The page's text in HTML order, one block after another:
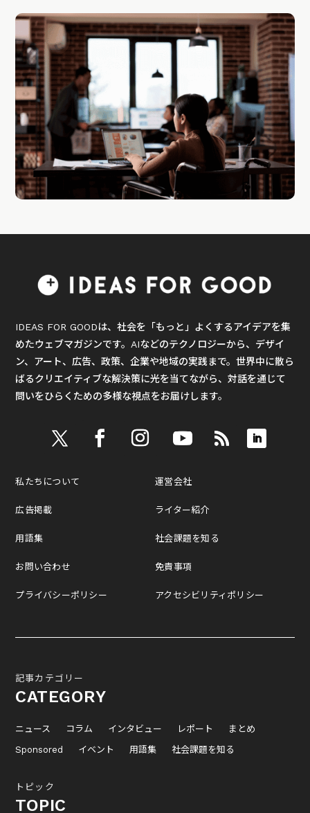
IDEAS FOR GOODは、社会を「もっと」よくするアイデアを集
めたウェブマガジンです。AIなどのテクノロジーから、デザイ
ン、アート、広告、政策、企業や地域の実践まで。世界中に散ら
ばるクリエイティブな解決策に光を当てながら、対話を通じて
問いをひらくための多様な視点をお届けします。
私たちについて
広告掲載
用語集
お問い合わせ
プライバシーポリシー
運営会社
ライター紹介
社会課題を知る
免責事項
アクセシビリティポリシー
記事カテゴリー
CATEGORY
ニュース コラム インタビュー レポート
まとめ
Sponsored
イベント 用語集 社会課題を知る
トピック
TOPIC